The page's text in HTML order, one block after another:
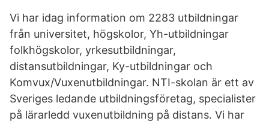
Vi har idag information om 2283 utbildningar
från universitet, högskolor, Yh-utbildningar
folkhögskolor, yrkesutbildningar,
distansutbildningar, Ky-utbildningar och
Komvux/Vuxenutbildningar. NTI-skolan är ett av
Sveriges ledande utbildningsföretag, specialister
på lärarledd vuxenutbildning på distans. Vi har